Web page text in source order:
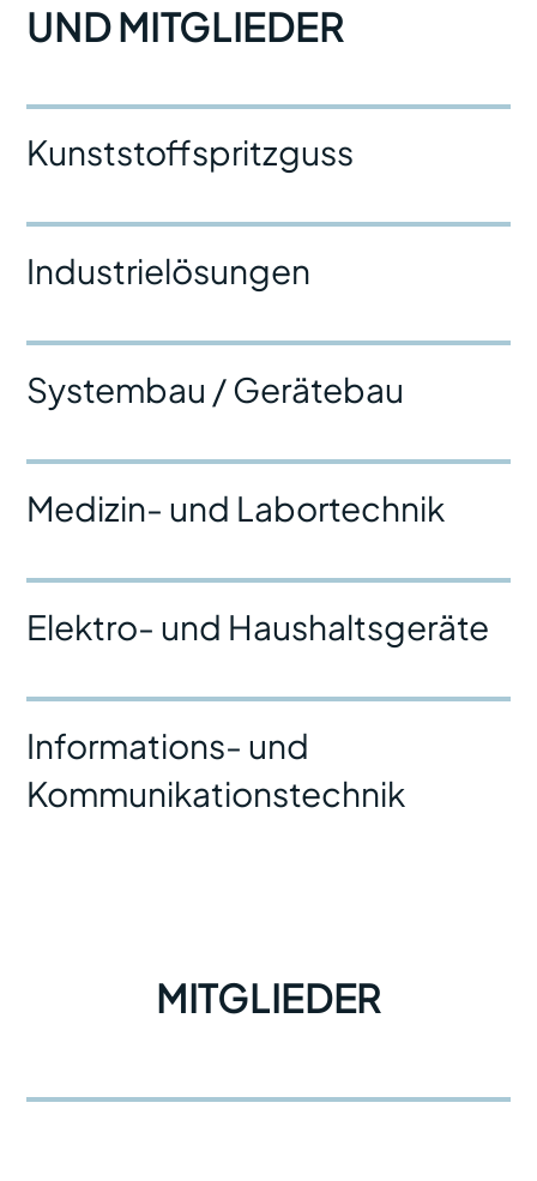
UND MITGLIEDER
Kunststoffspritzguss
Industrielösungen
Systembau / Gerätebau
Medizin- und Labortechnik
Elektro- und Haushaltsgeräte
Informations- und
Kommunikationstechnik
MITGLIEDER